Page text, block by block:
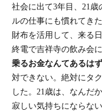
社会に出て3年目、21
ルの仕事にも慣れてき
財布を活用して、来る
終電で吉祥寺の飲み会
乗るお金なんてあるは
対できない。絶対にタ
した。21歳は、なんだ
寂しい気持ちにならな